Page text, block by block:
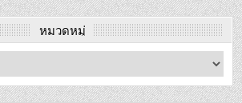
หมวดหมู่